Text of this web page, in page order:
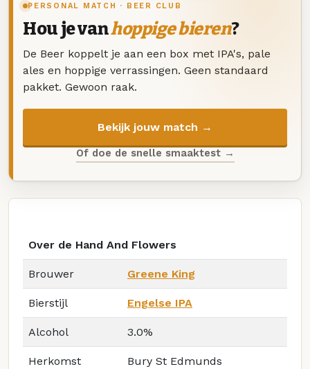
PERSONAL MATCH · BEER CLUB
Hou je vanhoppige bieren?
De Beer koppelt je aan een box met IPA's, pale
ales en hoppige verrassingen. Geen standaard
pakket. Gewoon raak.
Bekijk jouw match →
Of doe de snelle smaaktest →
Over de Hand And Flowers
Brouwer Greene King
Bierstijl Engelse IPA
Alcohol 3.0%
Herkomst Bury St Edmunds